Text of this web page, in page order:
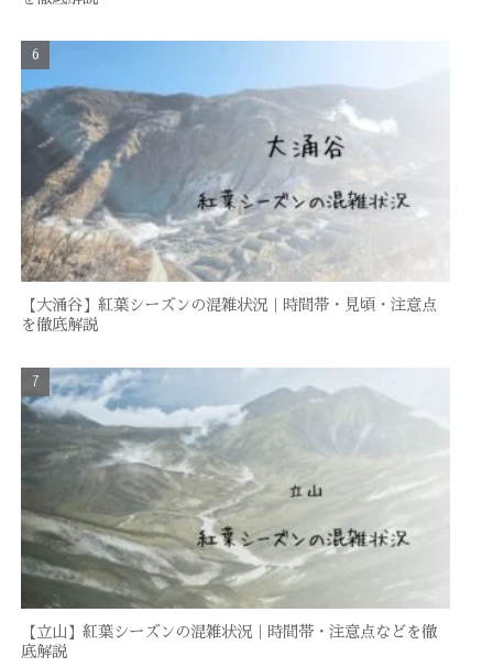
【大涌谷】紅葉シーズンの混雑状況｜時間帯・見頃・注意点
を徹底解説
【立山】紅葉シーズンの混雑状況｜時間帯・注意点などを徹
底解説